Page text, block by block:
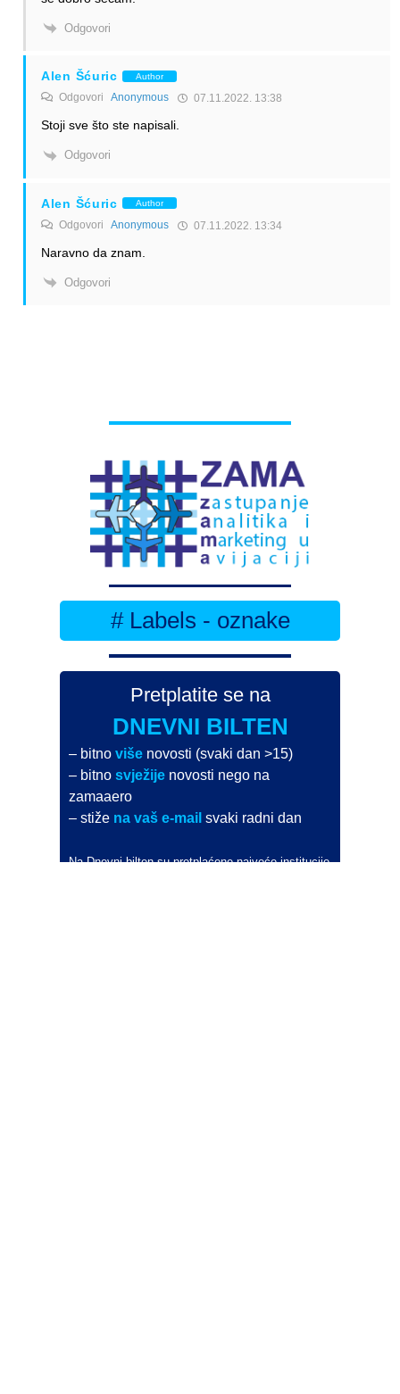
Odgovori
Alen Šćuric Author
Odgovori Anonymous 07.11.2022. 13:38
Stoji sve što ste napisali.
Odgovori
Alen Šćuric Author
Odgovori Anonymous 07.11.2022. 13:34
Naravno da znam.
Odgovori
# Labels - oznake
Pretplatite se na
DNEVNI BILTEN
– bitnoviše novosti (svaki dan >15)
– bitnosvježije novosti nego na
zamaaero
– stiže na vaš e-mail svaki radni dan
Na Dnevni bilten su pretplaćene najveće institucije